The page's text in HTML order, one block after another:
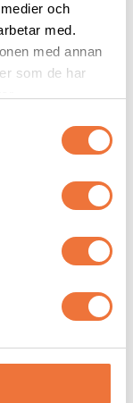
och
med.
med annan
som de har
XS Röd